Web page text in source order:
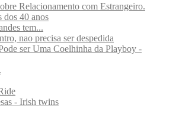
Relacionamento com Estrangeiro.
dos 40 anos
tem...
nao precisa ser despedida
ser Uma Coelhinha da Playboy -
- Irish twins